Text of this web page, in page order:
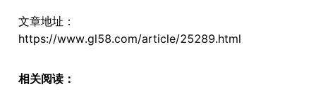
文章地址：
https://www.gl58.com/article/25289.html
相关阅读：